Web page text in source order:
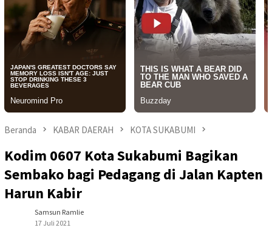
Beranda KABAR DAERAH KOTA SUKABUMI
Kodim 0607 Kota Sukabumi Bagikan
Sembako bagi Pedagang di Jalan Kapten
Harun Kabir
Samsun Ramlie
17 Juli 2021